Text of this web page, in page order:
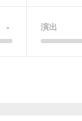
- 演出